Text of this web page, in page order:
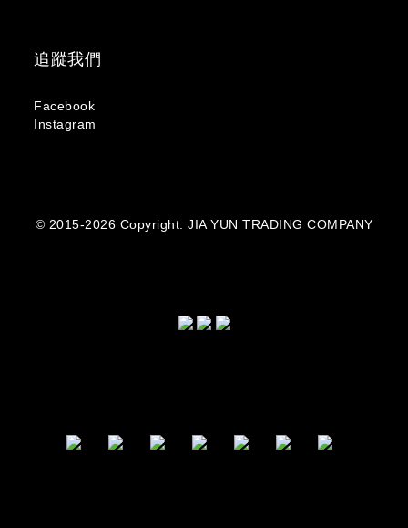
追蹤我們
Facebook
Instagram
© 2015-2026 Copyright: JIA YUN TRADING COMPANY